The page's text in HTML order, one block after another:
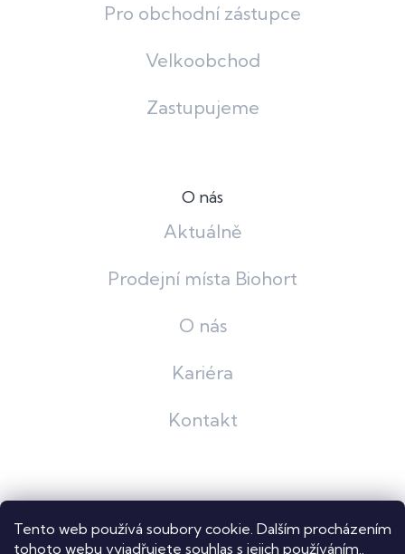
Tento web používá soubory cookie. Dalším procházením
tohoto webu vyjadřujete souhlas s jejich používáním..
Pro obchodní zástupce
Velkoobchod
Zastupujeme
O nás
Aktuálně
Prodejní místa Biohort
O nás
Kariéra
Kontakt
Shoptet